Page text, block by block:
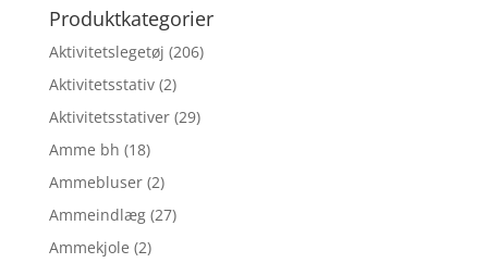
Produktkategorier
Aktivitetslegetøj (206)
Aktivitetsstativ (2)
Aktivitetsstativer (29)
Amme bh (18)
Ammebluser (2)
Ammeindlæg (27)
Ammekjole (2)